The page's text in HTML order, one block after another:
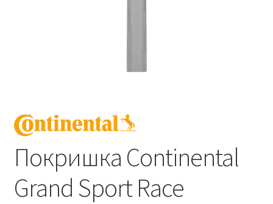
Покришка Continental
Grand Sport Race